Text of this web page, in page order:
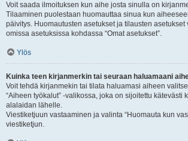
Voit saada ilmoituksen kun aihe josta sinulla on
Tilaaminen puolestaan huomauttaa sinua kun
päivitys. Huomautusten asetukset ja tilausten asetukset
omissa asetuksissa kohdassa “Omat asetukset”.
Ylös
Kuinka teen kirjanmerkin tai seuraan haluamaani
Voit tehdä kirjanmekin tai tilata haluamasi aiheen
“Aiheen työkalut” -valikossa, joka on sijoitettu kätevästi
alalaidan lähelle.
Viestiketjuun vastaaminen ja valinta “Huomauta kun
viestiketjun.